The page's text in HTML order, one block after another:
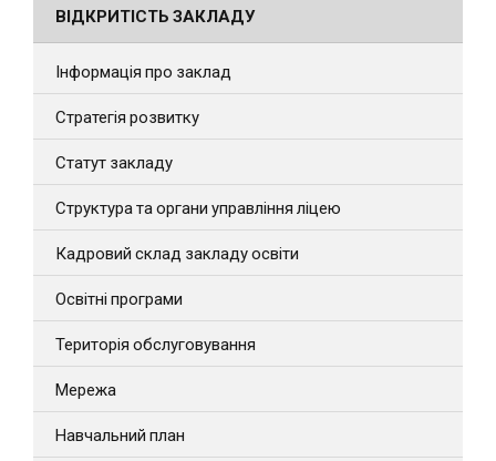
ВІДКРИТІСТЬ ЗАКЛАДУ
Інформація про заклад
Стратегія розвитку
Статут закладу
Структура та органи управління ліцею
Кадровий склад закладу освіти
Освітні програми
Територія обслуговування
Мережа
Навчальний план